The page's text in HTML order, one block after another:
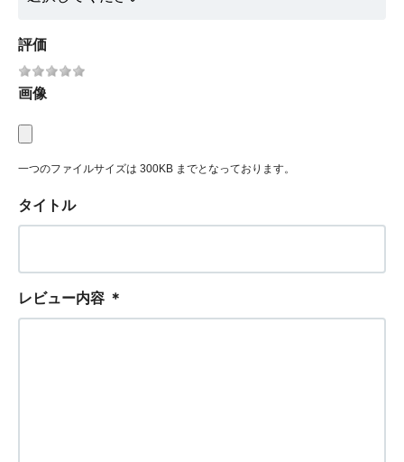
評価
画像
一つのファイルサイズは 300KB までとなっております。
タイトル
レビュー内容 ＊